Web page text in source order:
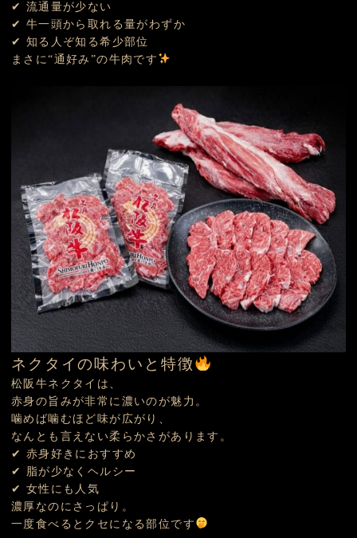
✔ 流通量が少ない
✔ 牛一頭から取れる量がわずか
✔ 知る人ぞ知る希少部位
まさに“通好み”の牛肉です
ネクタイの味わいと特徴
松阪牛ネクタイは、
赤身の旨みが非常に濃いのが魅力。
噛めば噛むほど味が広がり、
なんとも言えない柔らかさがあります。
✔ 赤身好きにおすすめ
✔ 脂が少なくヘルシー
✔ 女性にも人気
濃厚なのにさっぱり。
一度食べるとクセになる部位です